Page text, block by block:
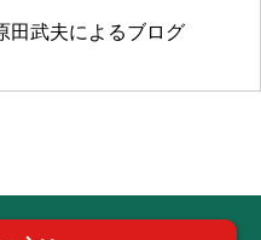
田武夫によるブログ